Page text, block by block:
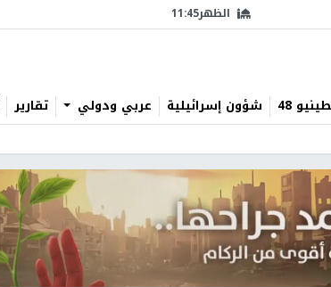
الظهر11:45
48 شؤون إسرائيلية عربي ودولي تقارير